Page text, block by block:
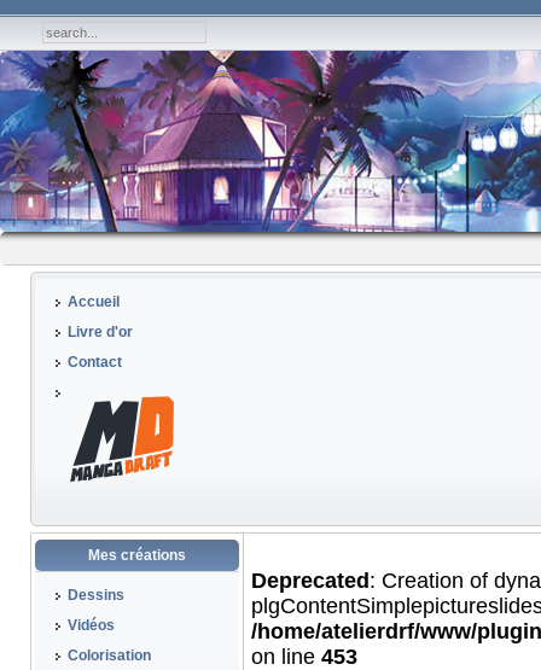
Accueil
Livre d'or
Contact
Mes créations
Dessins
Vidéos
Colorisation
Deprecated : Creation of
/home/atelierdrf/www/
on line 453